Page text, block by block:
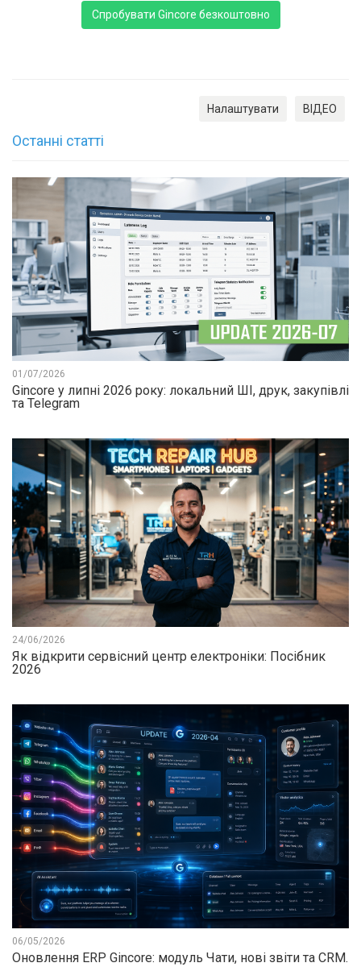
Спробувати Gincore безкоштовно
Налаштувати ВІДЕО
Останні статті
01/07/2026
Gincore у липні 2026 року: локальний ШІ, друк, закупівлі
та Telegram
24/06/2026
Як відкрити сервісний центр електроніки: Посібник
2026
06/05/2026
Оновлення ERP Gincore: модуль Чати, нові звіти та CRM.